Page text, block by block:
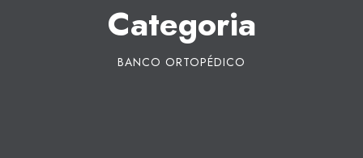
Categoria
BANCO ORTOPÉDICO